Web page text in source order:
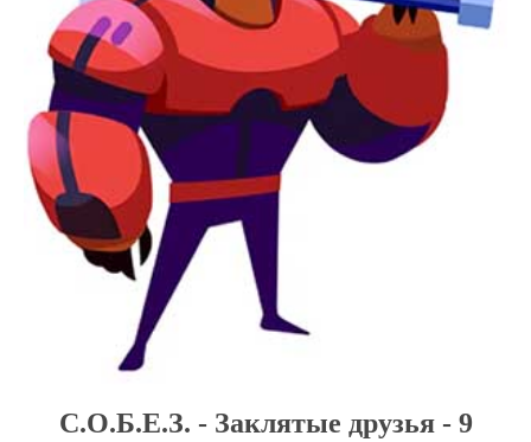
С.О.Б.Е.З. - Заклятые друзья - 9